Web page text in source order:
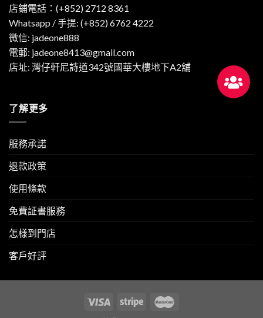
店鋪電話：(+852) 2712 8361
Whatsapp / 手提: (+852) 6762 4222
微信: jadeone888
電郵: jadeone8413@gmail.com
店址: 灣仔軒尼詩道342號國華大樓地下A2舖
了解更多
服務承諾
退款政策
使用條款
免費証書服務
怎樣到門店
客戶好評